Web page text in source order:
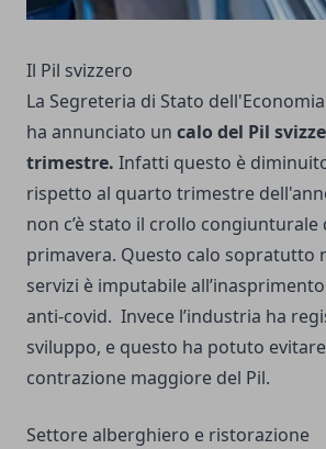
Il Pil svizzero
La Segreteria di Stato dell'Economia
ha annunciato un calo del Pil
trimestre. Infatti questo è
rispetto al quarto trimestre
non c’è stato il crollo congiunturale
primavera. Questo calo sopratutto
servizi è imputabile
anti-covid. Invece l’industria ha
sviluppo, e questo ha potuto
contrazione maggiore del Pil.
Settore alberghiero e ristorazione